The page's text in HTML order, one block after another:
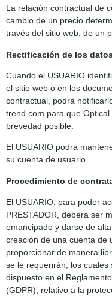
La relación contractual de
cambio de un precio
través del sitio web, de un
Rectificación de los
Cuando el USUARIO
el sitio web o en los
contractual, podrá
trend.com para que
brevedad posible.
El USUARIO podrá
su cuenta de usuario.
Procedimiento de
El USUARIO, para poder
PRESTADOR, deberá ser
emancipado y darse de
creación de una cuenta de
proporcionar de manera
se le requerirán, los
dispuesto en el
(GDPR), relativo a la